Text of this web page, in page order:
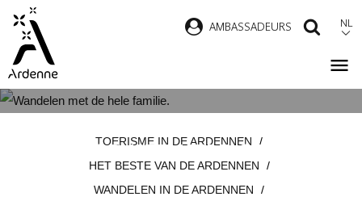
Overslaan
naar
inhoud
AMBASSADEURS NL
VOOR HET HELE GEZIN
TOERISME IN DE ARDENNEN
HET BESTE VAN DE ARDENNEN
WANDELEN IN DE ARDENNEN